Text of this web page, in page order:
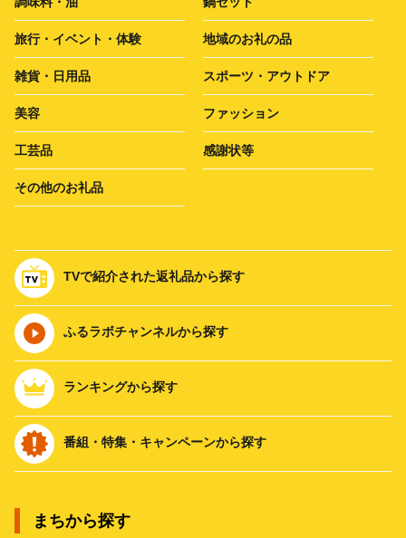
旅行・イベント・体験 地域のお礼の品
雑貨・日用品 スポーツ・アウトドア
美容 ファッション
工芸品 感謝状等
その他のお礼品
TVで紹介された返礼品から探す
ふるラボチャンネルから探す
ランキングから探す
番組・特集・キャンペーンから探す
まちから探す